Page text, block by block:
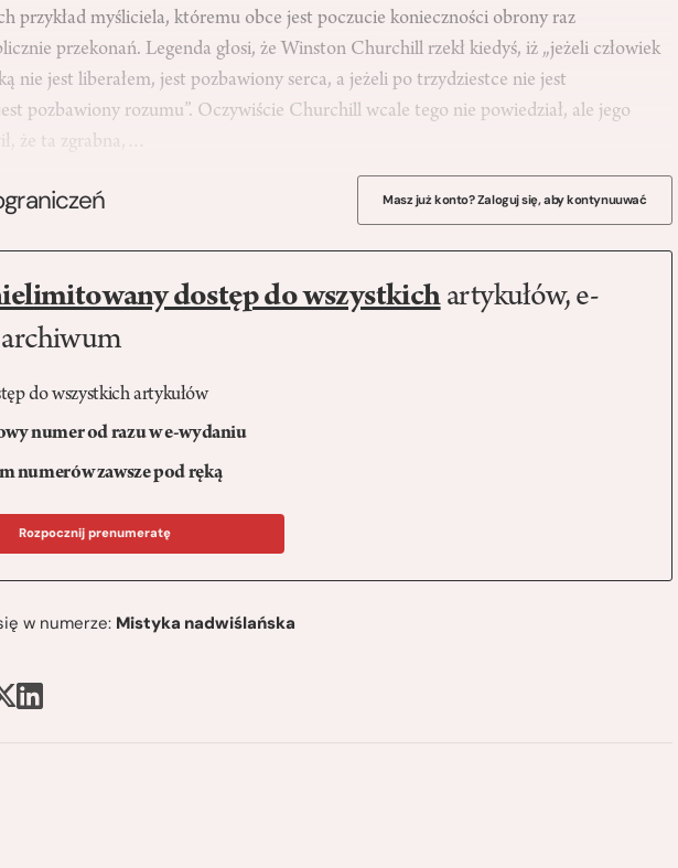
przykład myśliciela, któremu obce jest poczucie konieczności obrony raz
przekonań. Legenda głosi, że Winston Churchill rzekł kiedyś, iż „jeżeli człowiek
nie jest liberałem, jest pozbawiony serca, a jeżeli po trzydziestce nie jest
pozbawiony rozumu”. Oczywiście Churchill wcale tego nie powiedział, ale jego
że ta zgrabna,…
Masz już konto? Zaloguj się, aby kontynuuwać
dostęp do wszystkichartykułów, e-
do wszystkich artykułów
numer od razu w e-wydaniu
numerów zawsze pod ręką
Rozpocznij prenumeratę
w numerze: Mistyka nadwiślańska